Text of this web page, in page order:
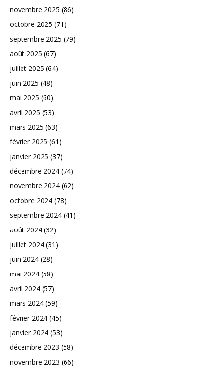
novembre 2025 (86)
octobre 2025 (71)
septembre 2025 (79)
août 2025 (67)
juillet 2025 (64)
juin 2025 (48)
mai 2025 (60)
avril 2025 (53)
mars 2025 (63)
février 2025 (61)
janvier 2025 (37)
décembre 2024 (74)
novembre 2024 (62)
octobre 2024 (78)
septembre 2024 (41)
août 2024 (32)
juillet 2024 (31)
juin 2024 (28)
mai 2024 (58)
avril 2024 (57)
mars 2024 (59)
février 2024 (45)
janvier 2024 (53)
décembre 2023 (58)
novembre 2023 (66)